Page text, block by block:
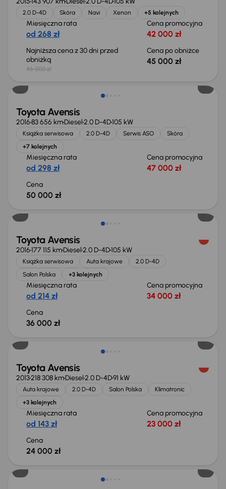
2.0 D-4D Skóra Navi Xenon +5 kolejnych
Miesięczna rata
od 268 zł
Cena promocyjna
42 000 zł
Najniższa cena z 30 dni przed
obniżką
46 000 zł
Cena po obniżce
45 000 zł
Świeżo skupione
Toyota Avensis
201683 656 kmDiesel2.0 D-4D105 kW
Książka serwisowa 2.0 D-4D Serwis ASO
Skóra
+7 kolejnych
Miesięczna rata
od 298 zł
Cena promocyjna
47 000 zł
Cena
50 000 zł
Świeżo skupione
Toyota Avensis
2016177 115 kmDiesel2.0 D-4D105 kW
Książka serwisowa Auta krajowe
2.0 D-4D
Salon Polska
+3 kolejnych
Miesięczna rata
od 214 zł
Cena promocyjna
34 000 zł
Cena
36 000 zł
Świeżo skupione
Toyota Avensis
2013218 308 kmDiesel2.0 D-4D91 kW
Auta krajowe 2.0 D-4D Salon Polska
Klimatronic
+3 kolejnych
Miesięczna rata
od 143 zł
Cena promocyjna
23 000 zł
Cena
24 000 zł